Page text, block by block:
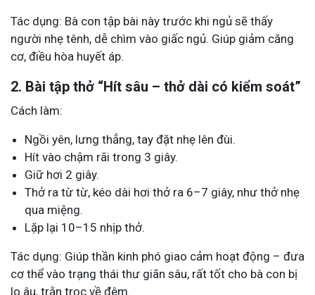
Tác dụng: Bà con tập bài này trước khi ngủ sẽ thấy
người nhẹ tênh, dễ chìm vào giấc ngủ. Giúp giảm căng
cơ, điều hòa huyết áp.
2. Bài tập thở “Hít sâu – thở dài có kiểm soát”
Cách làm:
Ngồi yên, lưng thẳng, tay đặt nhẹ lên đùi.
Hít vào chậm rãi trong 3 giây.
Giữ hơi 2 giây.
Thở ra từ từ, kéo dài hơi thở ra 6–7 giây, như thở nhẹ
qua miệng.
Lặp lại 10–15 nhịp thở.
Tác dụng: Giúp thần kinh phó giao cảm hoạt động – đưa
cơ thể vào trạng thái thư giãn sâu, rất tốt cho bà con bị
lo âu, trằn trọc về đêm.